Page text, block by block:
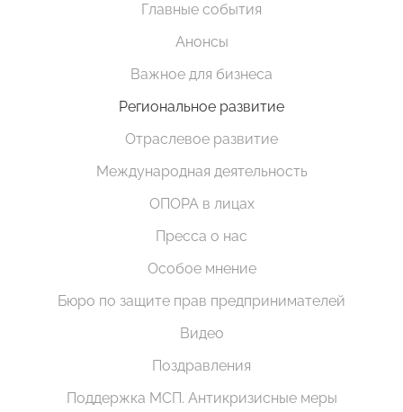
Главные события
Анонсы
Важное для бизнеса
Региональное развитие
Отраслевое развитие
Международная деятельность
ОПОРА в лицах
Пресса о нас
Особое мнение
Бюро по защите прав предпринимателей
Видео
Поздравления
Поддержка МСП. Антикризисные меры